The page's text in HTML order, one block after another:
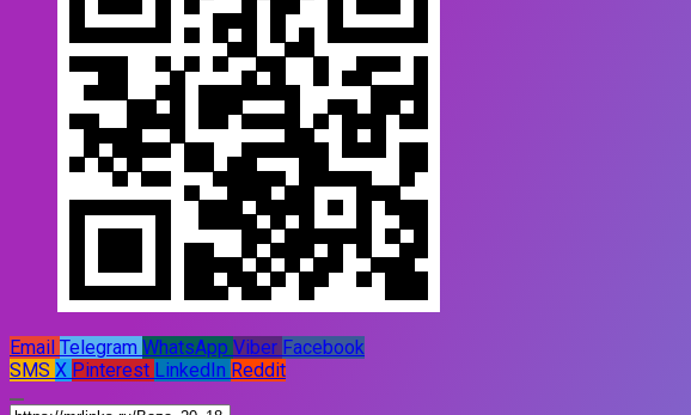
Email Telegram WhatsApp Viber Facebook
SMS X Pinterest LinkedIn Reddit